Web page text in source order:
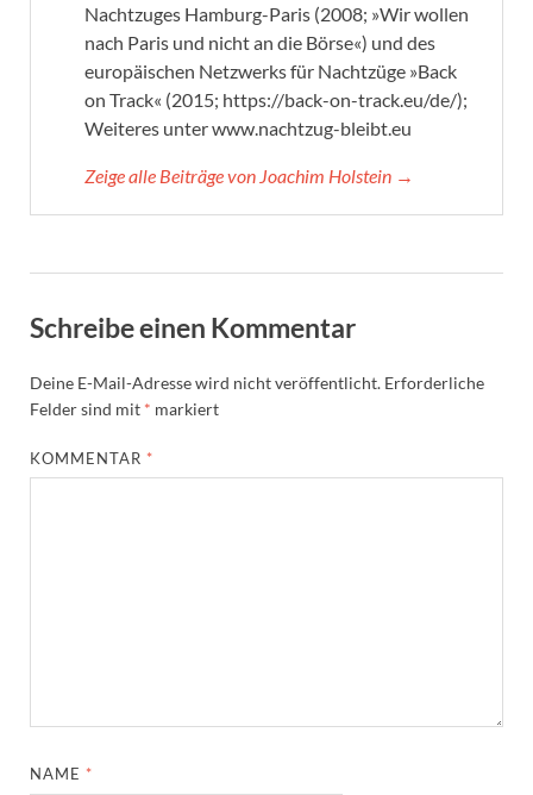
Nachtzuges Hamburg-Paris (2008; »Wir wollen
nach Paris und nicht an die Börse«) und des
europäischen Netzwerks für Nachtzüge »Back
on Track« (2015; https://back-on-track.eu/de/);
Weiteres unter www.nachtzug-bleibt.eu
Zeige alle Beiträge von Joachim Holstein →
Schreibe einen Kommentar
Deine E-Mail-Adresse wird nicht veröffentlicht. Erforderliche
Felder sind mit * markiert
KOMMENTAR *
NAME *